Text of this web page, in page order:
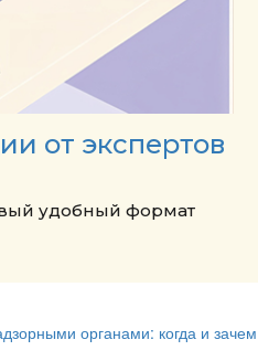
от экспертов
удобный формат
органами: когда и зачем